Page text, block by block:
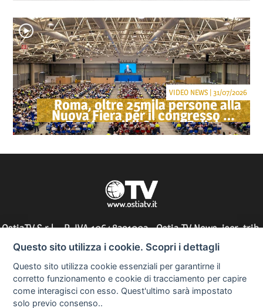
Roma, oltre 25mila persone alla
Nuova Fiera per il congresso dei
Testimoni di Geova "Felici per
sempre"
VIDEO NEWS | 31/07/2026
OstiaTV S.r.l. - P. IVA 10648291002 - Ostia TV News, iscr. trib.
di Roma n° 197/2010 - direttore responsabile: Silvia Tocci
Informazioni utili
Questo sito utilizza i cookie. Scopri i dettagli
Questo sito utilizza cookie essenziali per garantirne il
corretto funzionamento e cookie di tracciamento per capire
come interagisci con esso. Quest'ultimo sarà impostato
solo previo consenso..